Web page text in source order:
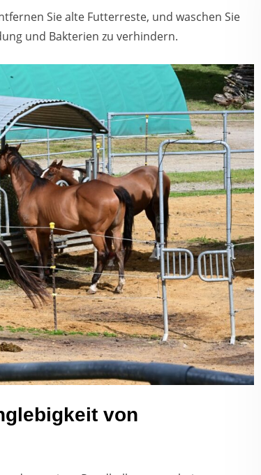
Sie alte Futterreste, und waschen Sie
und Bakterien zu verhindern.
von